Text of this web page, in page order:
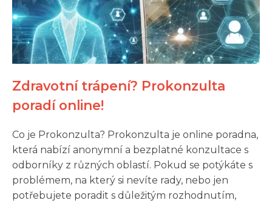
Zdravotní trápení? Prokonzulta
poradí online!
Co je Prokonzulta? Prokonzulta je online poradna,
která nabízí anonymní a bezplatné konzultace s
odborníky z různých oblastí. Pokud se potýkáte s
problémem, na který si nevíte rady, nebo jen
potřebujete poradit s důležitým rozhodnutím,